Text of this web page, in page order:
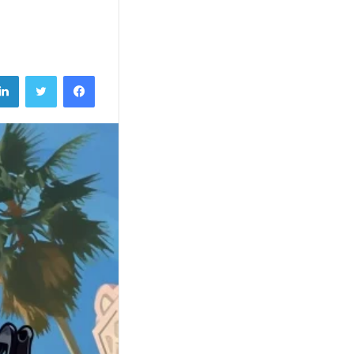
فيسبوك تويتر